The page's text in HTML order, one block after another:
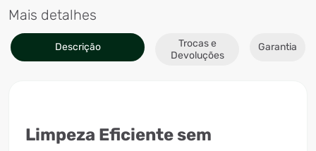
Mais detalhes
Descrição
Trocas e
Devoluções
Garantia
Limpeza Eficiente sem